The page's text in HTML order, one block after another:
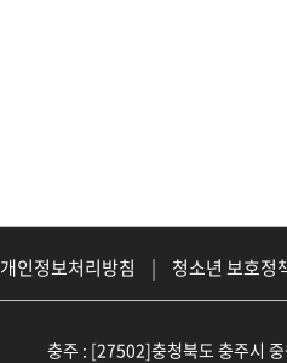
개인정보처리방침 |
청소년 보호정
충주 : [27502]충청북도 충주시